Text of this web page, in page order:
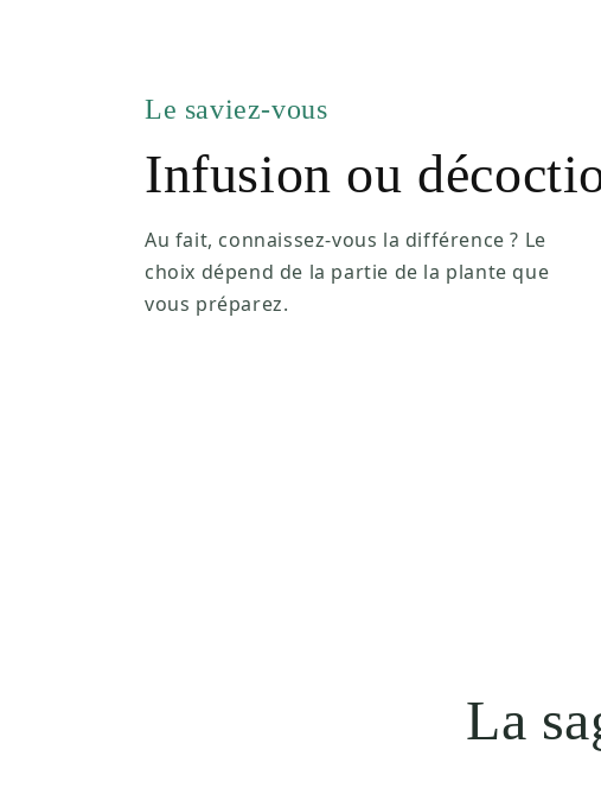
Le saviez-vous
Infusion ou
Au fait, connaissez-vous la différence ? Le
choix dépend de la partie de la plante que
vous préparez.
La